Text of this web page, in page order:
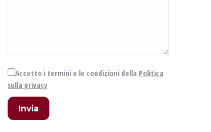
Accetto i termini e le condizioni della Politica
sulla privacy